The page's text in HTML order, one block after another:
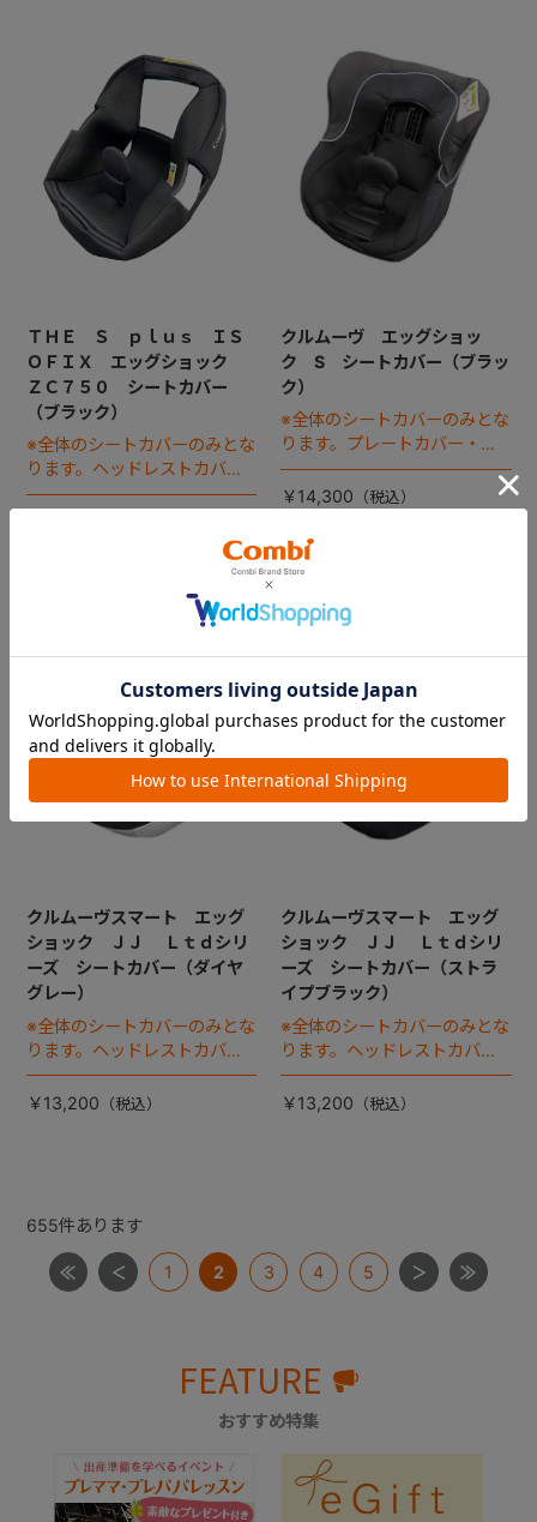
ＴＨＥ Ｓ ｐｌｕｓ ＩＳ
ＯＦＩＸ エッグショック
ＺＣ７５０ シートカバー
（ブラック）
※全体のシートカバーのみとな
ります。ヘッドレストカバー
は別売りです。
クルムーヴ エッグショッ
ク S シートカバー（ブラッ
ク）
※全体のシートカバーのみとな
ります。プレートカバー・中
のヘッドパッドは別売りで
す。
￥14,300
クルムーヴスマート エッグ
ショック ＪＪ Ｌｔｄシリ
ーズ シートカバー（ダイヤ
グレー）
※全体のシートカバーのみとな
ります。ヘッドレストカバー
は別売りです。
￥13,200
クルムーヴスマート エッグ
ショック ＪＪ Ｌｔｄシリ
ーズ シートカバー（ストラ
イプブラック）
※全体のシートカバーのみとな
ります。ヘッドレストカバー
は別売りです。
￥13,200
655件あります
1 2 3 4 5
FEATURE
おすすめ特集